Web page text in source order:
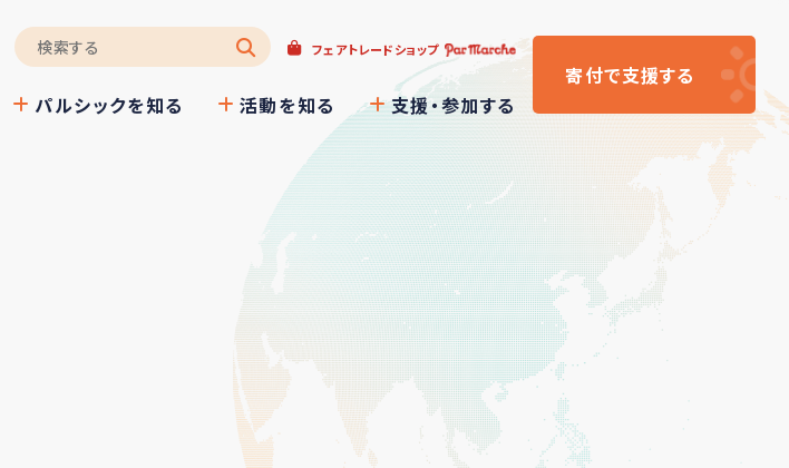
フェアトレードショップ
パルシックを知る 活動を知る 支援・参加する
寄付で支援する